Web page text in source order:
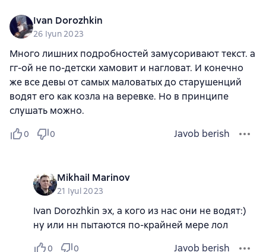
Ivan Dorozhkin
26 Iyun 2023
Много лишних подробностей замусоривают текст. а
гг-ой не по-детски хамовит и нагловат. И конечно
же все девы от самых маловатых до старушенций
водят его как козла на веревке. Но в принципе
слушать можно.
0 0 Javob berish
Mikhail Marinov
21 Iyul 2023
Ivan Dorozhkin эх, а кого из нас они не водят:)
ну или нн пытаются по-крайней мере лол
0 0 Javob berish